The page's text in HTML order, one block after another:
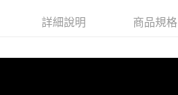
詳細說明 商品規格